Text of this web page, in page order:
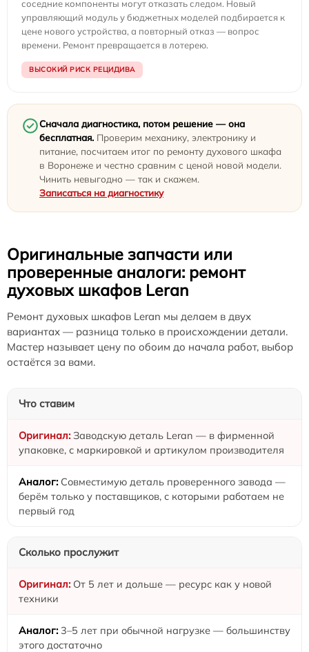
соседние компоненты могут отказать следом. Новый
управляющий модуль у бюджетных моделей подбирается к
цене нового устройства, а повторный отказ — вопрос
времени. Ремонт превращается в лотерею.
ВЫСОКИЙ РИСК РЕЦИДИВА
Сначала диагностика, потом решение — она
бесплатная. Проверим механику, электронику и
питание, посчитаем итог по ремонту духового шкафа
в Воронеже и честно сравним с ценой новой модели.
Чинить невыгодно — так и скажем.
Записаться на диагностику
Оригинальные запчасти или
проверенные аналоги: ремонт
духовых шкафов Leran
Ремонт духовых шкафов Leran мы делаем в двух
вариантах — разница только в происхождении детали.
Мастер называет цену по обоим до начала работ, выбор
остаётся за вами.
Что ставим
Заводскую деталь Leran — в фирменной
упаковке, с маркировкой и артикулом производителя
Совместимую деталь проверенного завода —
берём только у поставщиков, с которыми работаем не
первый год
Сколько прослужит
От 5 лет и дольше — ресурс как у новой
техники
3–5 лет при обычной нагрузке — большинству
этого достаточно